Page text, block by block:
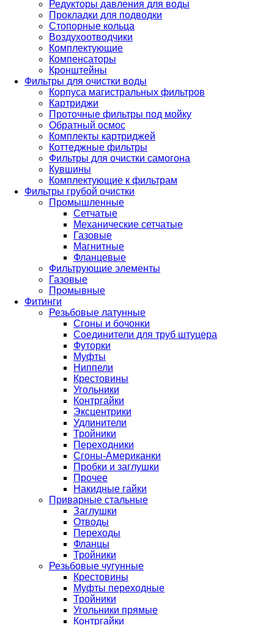
Редукторы давления для воды
Прокладки для подводки
Стопорные кольца
Воздухоотводчики
Комплектующие
Компенсаторы
Кронштейны
Фильтры для очистки воды
Корпуса магистральных фильтров
Картриджи
Проточные фильтры под мойку
Обратный осмос
Комплекты картриджей
Коттеджные фильтры
Фильтры для очистки самогона
Кувшины
Комплектующие к фильтрам
Фильтры грубой очистки
Промышленные
Сетчатые
Механические сетчатые
Газовые
Магнитные
Фланцевые
Фильтрующие элементы
Газовые
Промывные
Фитинги
Резьбовые латунные
Сгоны и бочонки
Соединители для труб штуцера
Футорки
Муфты
Ниппели
Крестовины
Угольники
Контргайки
Эксцентрики
Удлинители
Тройники
Переходники
Сгоны-Американки
Пробки и заглушки
Прочее
Накидные гайки
Приварные стальные
Заглушки
Отводы
Переходы
Фланцы
Тройники
Резьбовые чугунные
Крестовины
Муфты переходные
Тройники
Угольники прямые
Контргайки